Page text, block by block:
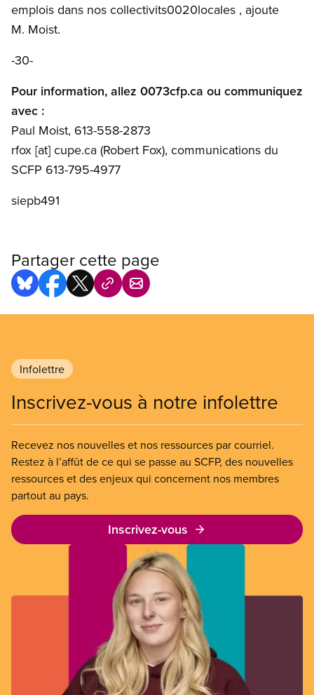
emplois dans nos collectivits0020locales , ajoute
M. Moist.
-30-
Pour information, allez 0073cfp.ca ou communiquez
avec :
Paul Moist, 613-558-2873
rfox [at] cupe.ca (Robert Fox), communications du
SCFP 613-795-4977
siepb491
Partager cette page
Infolettre
Inscrivez-vous à notre infolettre
Recevez nos nouvelles et nos ressources par courriel.
Restez à l’affût de ce qui se passe au SCFP, des nouvelles
ressources et des enjeux qui concernent nos membres
partout au pays.
Inscrivez-vous